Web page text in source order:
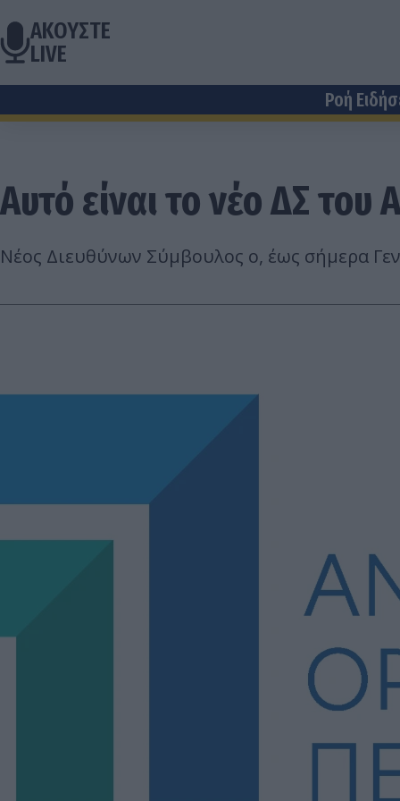
ΑΚΟΥΣΤΕ
LIVE
Ροή
Αυτό είναι το νέο ΔΣ
Νέος Διευθύνων Σύμβουλος ο, έως σήμερα